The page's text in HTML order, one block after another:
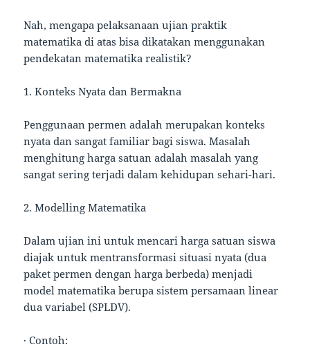
Nah, mengapa pelaksanaan ujian praktik
matematika di atas bisa dikatakan menggunakan
pendekatan matematika realistik?
1. Konteks Nyata dan Bermakna
Penggunaan permen adalah merupakan konteks
nyata dan sangat familiar bagi siswa. Masalah
menghitung harga satuan adalah masalah yang
sangat sering terjadi dalam kehidupan sehari-hari.
2. Modelling Matematika
Dalam ujian ini untuk mencari harga satuan siswa
diajak untuk mentransformasi situasi nyata (dua
paket permen dengan harga berbeda) menjadi
model matematika berupa sistem persamaan linear
dua variabel (SPLDV).
· Contoh: